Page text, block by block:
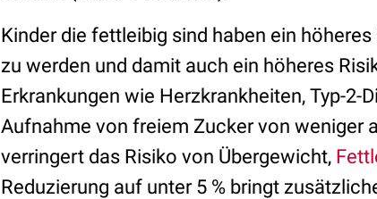
Kinder die fettleibig sind haben ein
zu werden und damit auch ein höheres
Erkrankungen wie Herzkrankheiten, Typ-2-
Aufnahme von freiem Zucker von weniger
verringert das Risiko von Übergewicht,
Reduzierung auf unter 5 % bringt